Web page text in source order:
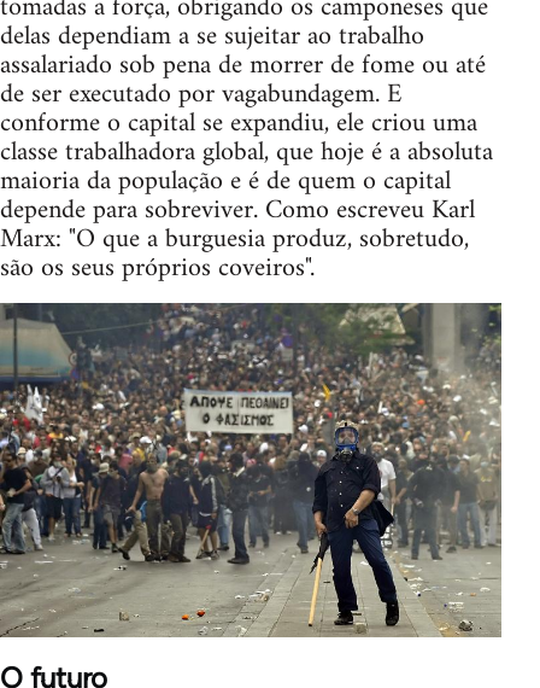
delas dependiam a se sujeitar ao trabalho
assalariado sob pena de morrer de fome ou até
de ser executado por vagabundagem. E
conforme o capital se expandiu, ele criou uma
classe trabalhadora global, que hoje é a absoluta
maioria da população e é de quem o capital
depende para sobreviver. Como escreveu Karl
Marx: "O que a burguesia produz, sobretudo,
são os seus próprios coveiros".
O futuro